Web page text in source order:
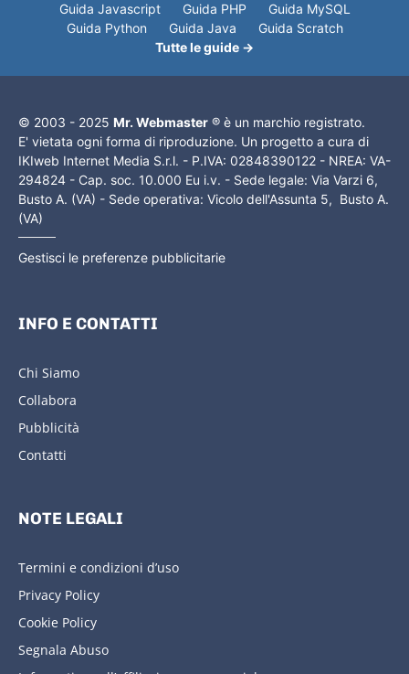
Guida Javascript
Guida PHP
Guida MySQL
Guida Python
Guida Java
Guida Scratch
Tutte le guide →
© 2003 - 2025 Mr. Webmaster ® è un marchio registrato.
E' vietata ogni forma di riproduzione. Un progetto a cura di
IKIweb Internet Media S.r.l. - P.IVA: 02848390122 - NREA: VA-
294824 - Cap. soc. 10.000 Eu i.v. - Sede legale: Via Varzi 6,
Busto A. (VA) - Sede operativa: Vicolo dell'Assunta 5, Busto A.
(VA)
Gestisci le preferenze pubblicitarie
INFO E CONTATTI
Chi Siamo
Collabora
Pubblicità
Contatti
NOTE LEGALI
Termini e condizioni d’uso
Privacy Policy
Cookie Policy
Segnala Abuso